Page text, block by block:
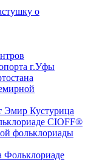
о
г.Уфы
Эмир Кустурица
CIOFF®️
фольклориады
Фольклориаде